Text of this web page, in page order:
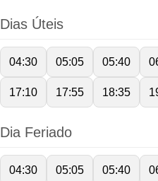
Dias Úteis
04:30 05:05 05:40
17:10 17:55 18:35
Dia Feriado
04:30 05:05 05:40